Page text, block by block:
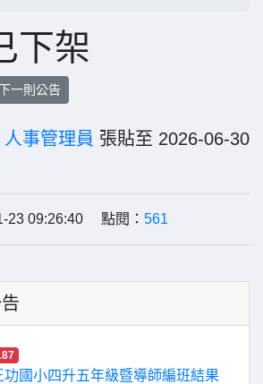
下架
一則公告
人事管理員 張貼至 2026-06-30
23 09:26:40 點閱： 561
功國小四升五年級暨導師編班結果